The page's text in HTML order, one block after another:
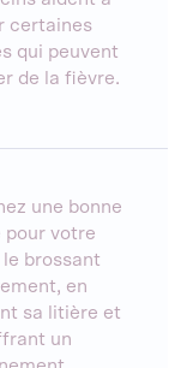
certaines
qui peuvent
de la fièvre.
une bonne
pour votre
brossant
en
sa litière et
un